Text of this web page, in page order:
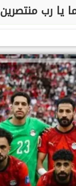
يا رب منتصرين